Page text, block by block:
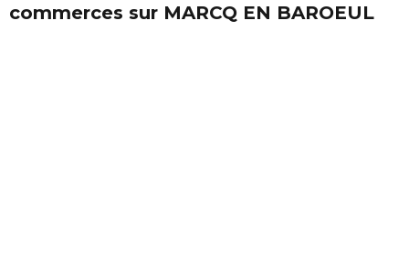
commerces sur MARCQ EN BAROEUL